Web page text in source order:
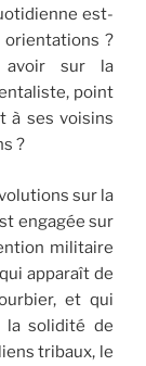
est-
?
avoir sur la
point
à ses voisins
?
sur la
engagée sur
militaire
apparaît de
et qui
la solidité de
tribaux, le